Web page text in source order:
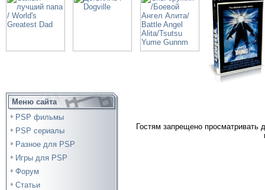
Меню сайта
PSP фильмы
PSP сериалы
Разное для PSP
Игры для PSP
Форум
Статьи
Гостям запрещено просматривать